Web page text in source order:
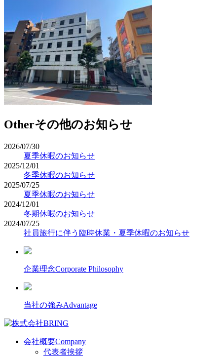
Otherその他のお知らせ
2026/07/30
夏季休暇のお知らせ
2025/12/01
冬季休暇のお知らせ
2025/07/25
夏季休暇のお知らせ
2024/12/01
冬期休暇のお知らせ
2024/07/25
社員旅行に伴う臨時休業・夏季休暇のお知らせ
企業理念Corporate Philosophy
当社の強みAdvantage
会社概要Company
代表者挨拶